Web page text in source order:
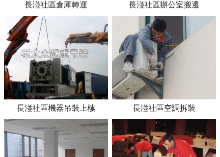
長湴社區倉庫轉運 長湴社區辦公室搬遷
長湴社區機器吊裝上樓 長湴社區空調拆裝